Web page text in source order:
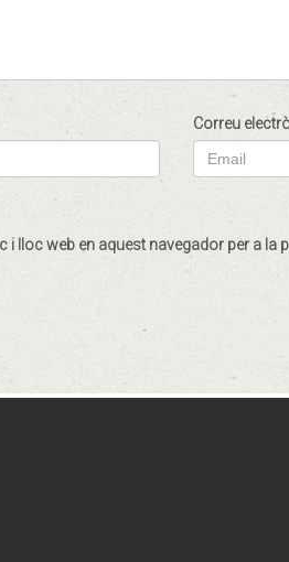
Correu
i lloc web en aquest navegador per a la